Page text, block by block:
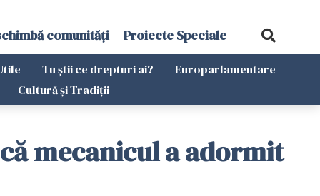
comunități Proiecte Speciale
Tu știi ce drepturi ai?
Europarlamentare
Cultură și Tradiții
mecanicul a adormit